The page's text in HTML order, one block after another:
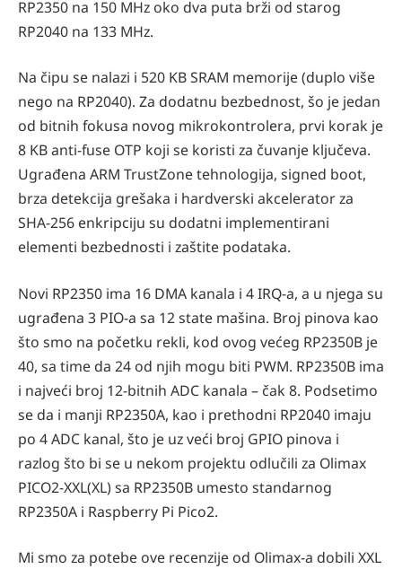
RP2350 na 150 MHz oko dva puta brži od starog
RP2040 na 133 MHz.
Na čipu se nalazi i 520 KB SRAM memorije (duplo više
nego na RP2040). Za dodatnu bezbednost, šo je jedan
od bitnih fokusa novog mikrokontrolera, prvi korak je
8 KB anti-fuse OTP koji se koristi za čuvanje ključeva.
Ugrađena ARM TrustZone tehnologija, signed boot,
brza detekcija grešaka i hardverski akcelerator za
SHA-256 enkripciju su dodatni implementirani
elementi bezbednosti i zaštite podataka.
Novi RP2350 ima 16 DMA kanala i 4 IRQ-a, a u njega su
ugrađena 3 PIO-a sa 12 state mašina. Broj pinova kao
što smo na početku rekli, kod ovog većeg RP2350B je
40, sa time da 24 od njih mogu biti PWM. RP2350B ima
i najveći broj 12-bitnih ADC kanala – čak 8. Podsetimo
se da i manji RP2350A, kao i prethodni RP2040 imaju
po 4 ADC kanal, što je uz veći broj GPIO pinova i
razlog što bi se u nekom projektu odlučili za Olimax
PICO2-XXL(XL) sa RP2350B umesto standarnog
RP2350A i Raspberry Pi Pico2.
Mi smo za potebe ove recenzije od Olimax-a dobili XXL